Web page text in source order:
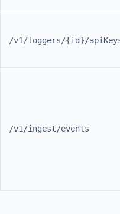
/v1/loggers/{id}/
/v1/ingest/events